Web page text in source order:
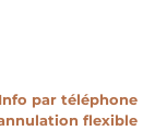
Info par téléphone
flexible